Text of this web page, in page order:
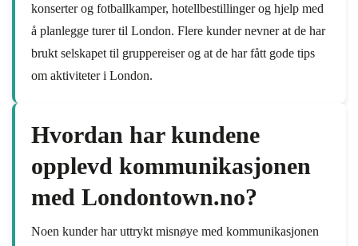
konserter og fotballkamper, hotellbestillinger og hjelp med
å planlegge turer til London. Flere kunder nevner at de har
brukt selskapet til gruppereiser og at de har fått gode tips
om aktiviteter i London.
Hvordan har kundene
opplevd kommunikasjonen
med Londontown.no?
Noen kunder har uttrykt misnøye med kommunikasjonen